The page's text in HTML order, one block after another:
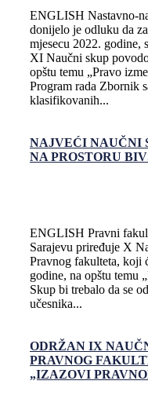
ENGLISH Nastavno-
donijelo je odluku da
mjesecu 2022. godine,
XI Naučni skup
opštu temu „Pravo
Program rada Zbornik
klasifikovanih...
NAJVEĆI NAUČNI
NA PROSTORU
ENGLISH Pravni
Sarajevu priređuje X
Pravnog fakulteta, koji
godine, na opštu temu
Skup bi trebalo da se
učesnika...
ODRŽAN IX
PRAVNOG
„IZAZOVI